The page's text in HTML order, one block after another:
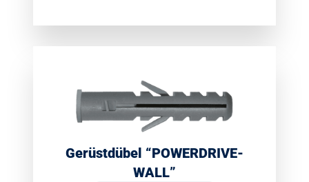
Gerüstdübel “POWERDRIVE-
WALL”